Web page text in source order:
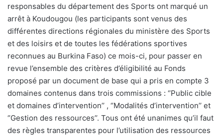
responsables du département des Sports ont marqué un
arrêt à Koudougou (les participants sont venus des
différentes directions régionales du ministère des Sports
et des loisirs et de toutes les fédérations sportives
reconnues au Burkina Faso) ce mois-ci, pour passer en
revue l’ensemble des critères d’éligibilité au Fonds
proposé par un document de base qui a pris en compte 3
domaines contenus dans trois commissions : ‘’Public cible
et domaines d’intervention’’ , ‘’Modalités d’intervention’’ et
‘’Gestion des ressources’’. Tous ont été unanimes qu’il faut
des règles transparentes pour l’utilisation des ressources